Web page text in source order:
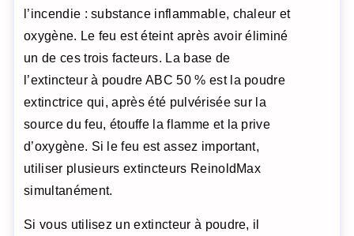
l’incendie : substance inflammable, chaleur et
oxygène. Le feu est éteint après avoir éliminé
un de ces trois facteurs. La base de
l’extincteur à poudre ABC 50 % est la poudre
extinctrice qui, après été pulvérisée sur la
source du feu, étouffe la flamme et la prive
d’oxygène. Si le feu est assez important,
utiliser plusieurs extincteurs ReinoldMax
simultanément.
Si vous utilisez un extincteur à poudre, il